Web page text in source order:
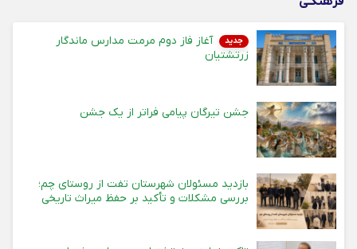
جدید
آغاز فاز دوم مرمت مدارس ماندگار
زرتشتیان
جشن تیرگان پیامی فراتر از یک جشن
بازدید مسئولان شهرستان تفت از روستای چم؛
بررسی مشکلات و تأکید بر حفظ میراث تاریخی